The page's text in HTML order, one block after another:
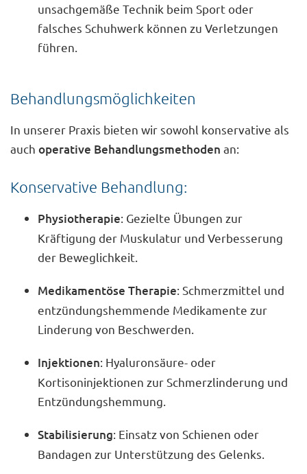
unsachgemäße Technik beim Sport oder
falsches Schuhwerk können zu Verletzungen
führen.
Behandlungsmöglichkeiten
In unserer Praxis bieten wir sowohl konservative als
auch operative Behandlungsmethoden an:
Konservative Behandlung:
Physiotherapie: Gezielte Übungen zur
Kräftigung der Muskulatur und Verbesserung
der Beweglichkeit.
Medikamentöse Therapie: Schmerzmittel und
entzündungshemmende Medikamente zur
Linderung von Beschwerden.
Injektionen: Hyaluronsäure- oder
Kortisoninjektionen zur Schmerzlinderung und
Entzündungshemmung.
Stabilisierung: Einsatz von Schienen oder
Bandagen zur Unterstützung des Gelenks.